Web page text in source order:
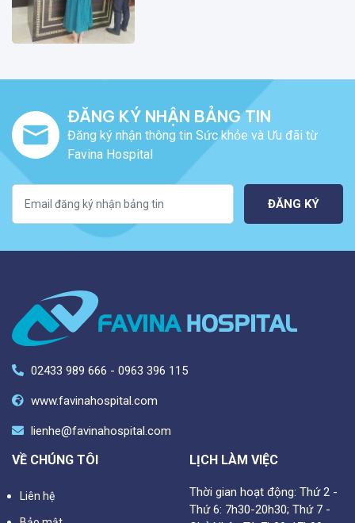
ĐĂNG KÝ NHẬN BẢNG TIN
Đăng ký nhận thông tin Sức khỏe và Ưu đãi từ
Favina Hospital
ĐĂNG KÝ
02433 989 666 - 0963 396 115
www.favinahospital.com
lienhe@favinahospital.com
VỀ CHÚNG TÔI
Liên hệ
LỊCH LÀM VIỆC
Thời gian hoạt động: Thứ 2 -
Thứ 6: 7h30-20h30; Thứ 7 -